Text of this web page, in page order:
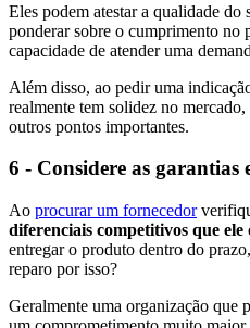
Eles podem atestar a qualidade do
ponderar sobre o cumprimento no
capacidade de atender uma
Além disso, ao pedir uma
realmente tem solidez no
outros pontos importantes.
6 - Considere as garantias
Ao procurar um fornecedor
diferenciais competitivos que ele
entregar o produto dentro do
reparo por isso?
Geralmente uma organização que